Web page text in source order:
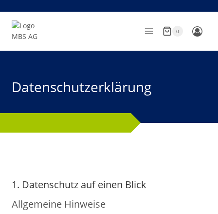
springen
0
Datenschutzerklärung
1. Datenschutz auf einen Blick
Allgemeine Hinweise